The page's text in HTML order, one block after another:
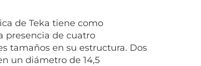
de Teka tiene como
presencia de cuatro
tamaños en su estructura. Dos
un diámetro de 14,5